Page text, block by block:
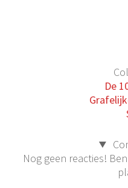
De
Nog geen reacties!